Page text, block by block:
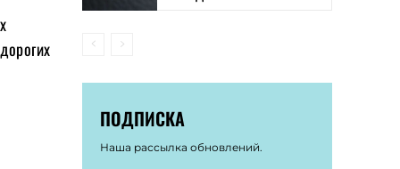
ПОДПИСКА
Наша рассылка обновлений.